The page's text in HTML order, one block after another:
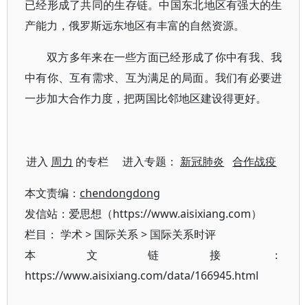
已经形成了共同的生存链。中国东北地区有强大的生
产能力，俄罗斯远东地区有丰富的自然资源。
双方多年来在一些方面已经形成了你中有我、我
中有你、互有需求、互为满足的局面。我们有必要进
一步加大合作力度，把两国比邻地区建设得更好。
进入 周力 的专栏 进入专题： 新冠肺炎 合作战疫
本文责编： chendongdong
发信站：爱思想（https://www.aisixiang.com）
栏目： 学术> 国际关系> 国际关系时评
本文链接：
https://www.aisixiang.com/data/166945.html